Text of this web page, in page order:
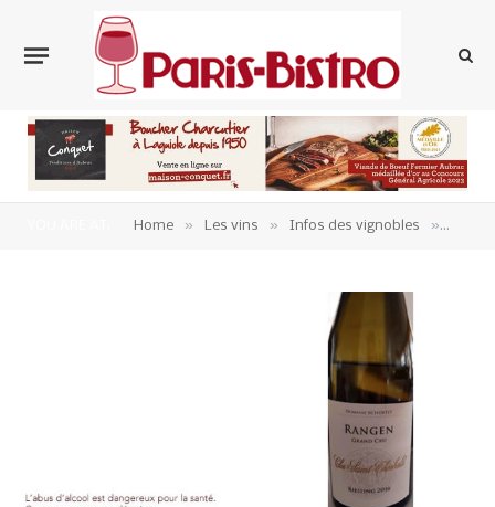
Home » Les vins » Infos des vignobles »